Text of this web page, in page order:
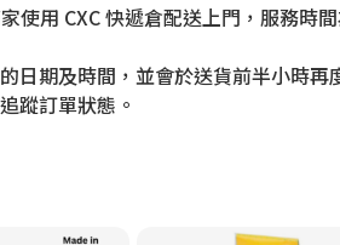
用 CXC 快遞倉配送上門，服務時
日期及時間，並會於送貨前半小時再
蹤訂單狀態。